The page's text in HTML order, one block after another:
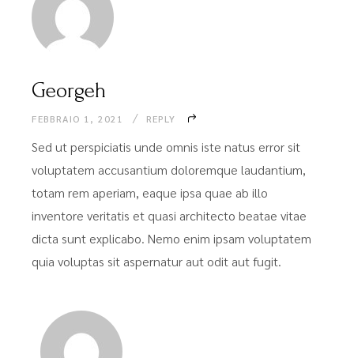
Georgeh
FEBBRAIO 1, 2021 REPLY
Sed ut perspiciatis unde omnis iste natus error sit
voluptatem accusantium doloremque laudantium,
totam rem aperiam, eaque ipsa quae ab illo
inventore veritatis et quasi architecto beatae vitae
dicta sunt explicabo. Nemo enim ipsam voluptatem
quia voluptas sit aspernatur aut odit aut fugit.